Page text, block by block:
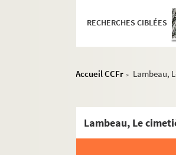
RECHERCHES CIBLÉES
Accueil CCFr > Lambeau,
Lambeau, Le
MS 1394.
MS 1395.
MS 1396.
MS 1400.
MS 1401.